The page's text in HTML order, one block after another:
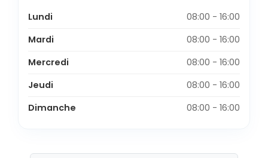
Lundi
08:00 - 16:00
Mardi
08:00 - 16:00
Mercredi
08:00 - 16:00
Jeudi
08:00 - 16:00
Dimanche
08:00 - 16:00